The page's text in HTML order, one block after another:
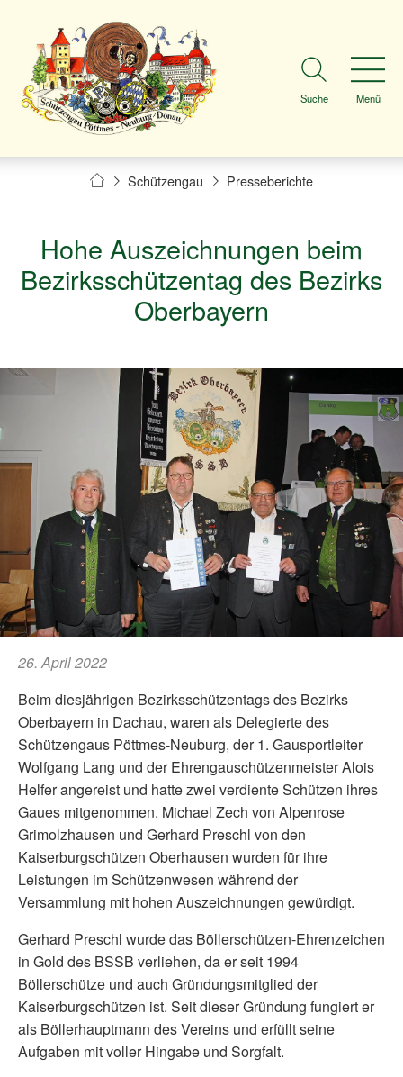
Suche Menü
Presseberichte
Schützengau
Hohe Auszeichnungen beim
Bezirksschützentag des Bezirks
Oberbayern
26. April 2022
Beim diesjährigen Bezirksschützentags des Bezirks
Oberbayern in Dachau, waren als Delegierte des
Schützengaus Pöttmes-Neuburg, der 1. Gausportleiter
Wolfgang Lang und der Ehrengauschützenmeister Alois
Helfer angereist und hatte zwei verdiente Schützen ihres
Gaues mitgenommen. Michael Zech von Alpenrose
Grimolzhausen und Gerhard Preschl von den
Kaiserburgschützen Oberhausen wurden für ihre
Leistungen im Schützenwesen während der
Versammlung mit hohen Auszeichnungen gewürdigt.
Gerhard Preschl wurde das Böllerschützen-Ehrenzeichen
in Gold des BSSB verliehen, da er seit 1994
Böllerschütze und auch Gründungsmitglied der
Kaiserburgschützen ist. Seit dieser Gründung fungiert er
als Böllerhauptmann des Vereins und erfüllt seine
Aufgaben mit voller Hingabe und Sorgfalt.